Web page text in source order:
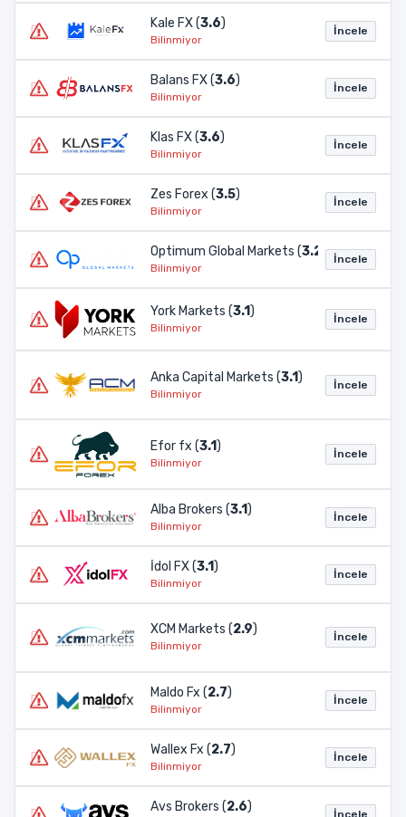
Kale FX (3.6)
Bilinmiyor
İncele
Balans FX (3.6)
Bilinmiyor
İncele
Klas FX (3.6)
Bilinmiyor
İncele
Zes Forex (3.5)
Bilinmiyor
İncele
Optimum Global Markets (3.2 )
Bilinmiyor
İncele
York Markets (3.1)
Bilinmiyor
İncele
Anka Capital Markets (3.1)
Bilinmiyor
İncele
Efor fx (3.1)
Bilinmiyor
İncele
Alba Brokers (3.1)
Bilinmiyor
İncele
İdol FX (3.1)
Bilinmiyor
İncele
XCM Markets (2.9)
Bilinmiyor
İncele
Maldo Fx (2.7)
Bilinmiyor
İncele
Wallex Fx (2.7)
Bilinmiyor
İncele
Avs Brokers (2.6) İncele